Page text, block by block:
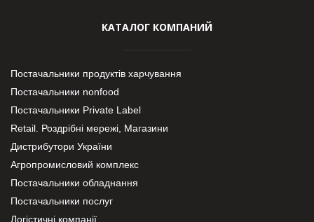
КАТАЛОГ КОМПАНИЙ
Постачальники продуктів харчування
Постачальники nonfood
Постачальники Private Label
Retail. Роздрібні мережі, Магазини
Дистрибутори України
Агропромисловий комплекс
Постачальники обладнання
Постачальники послуг
Логістичні компанії